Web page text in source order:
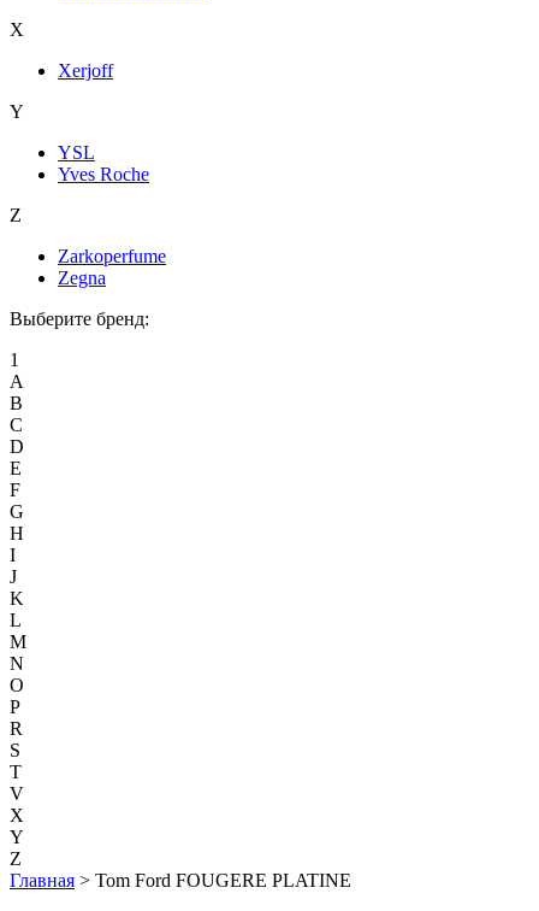
X
Xerjoff
Y
YSL
Yves Roche
Z
Zarkoperfume
Zegna
Выберите бренд:
1
A
B
C
D
E
F
G
H
I
J
K
L
M
N
O
P
R
S
T
V
X
Y
Z
Главная > Tom Ford FOUGERE PLATINE